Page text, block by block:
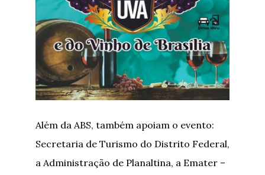
Além da ABS, também apoiam o evento:
Secretaria de Turismo do Distrito Federal,
a Administração de Planaltina, a Emater –